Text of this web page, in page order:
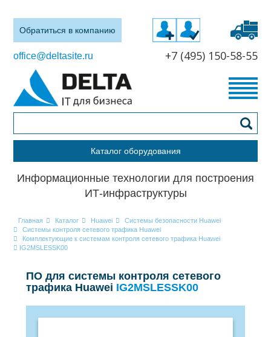
Обратиться в компанию
office@deltasite.ru +7 (495) 150-58-55
Каталог оборудования
Информационные технологии для построения
ИТ-инфраструктуры
Главная Каталог Huawei
Системы безопасности Huawei
Системы контроля сетевого трафика Huawei
Комплектующие к системам контроля сетевого трафика Huawei
IG2MSLESSK00
ПО для системы контроля сетевого
трафика Huawei IG2MSLESSK00